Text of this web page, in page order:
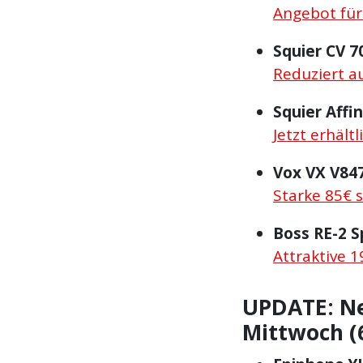
Angebot
Squier CV
Reduziert
Squier
Jetzt
Vox VX
Starke 85€
Boss RE-2
Attraktive
UPDATE:
Mittwoch